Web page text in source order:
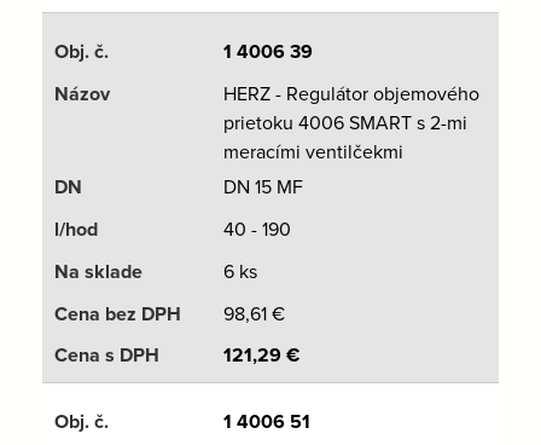
1 4006 39
HERZ - Regulátor objemového
prietoku 4006 SMART s 2-mi
meracími ventilčekmi
DN 15 MF
40 - 190
6 ks
98,61€
121,29€
1 4006 51